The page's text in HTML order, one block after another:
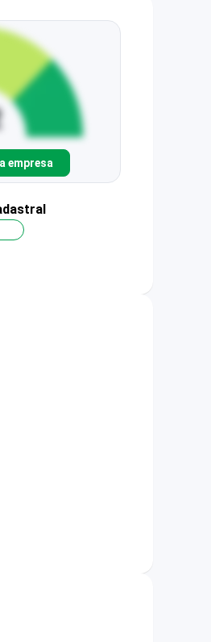
empresa